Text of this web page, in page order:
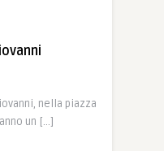
nella piazza
un […]